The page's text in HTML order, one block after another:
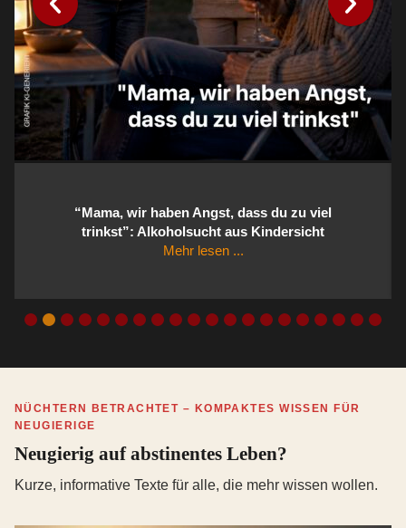
“Mama, wir haben Angst, dass du zu viel
trinkst”: Alkoholsucht aus Kindersicht
Mehr lesen ...
NÜCHTERN BETRACHTET – KOMPAKTES WISSEN FÜR
NEUGIERIGE
Neugierig auf abstinentes Leben?
Kurze, informative Texte für alle, die mehr wissen wollen.